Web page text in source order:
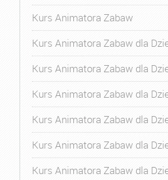
Kurs Animatora Zabaw
Kurs Animatora Zabaw dla
Kurs Animatora Zabaw dla
Kurs Animatora Zabaw dla
Kurs Animatora Zabaw dla
Kurs Animatora Zabaw dla
Kurs Animatora Zabaw dla